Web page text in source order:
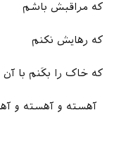
که مراقبش باشم
که رهایش نکنم
که خاک را بکَنم با آن
آهسته و آهسته و